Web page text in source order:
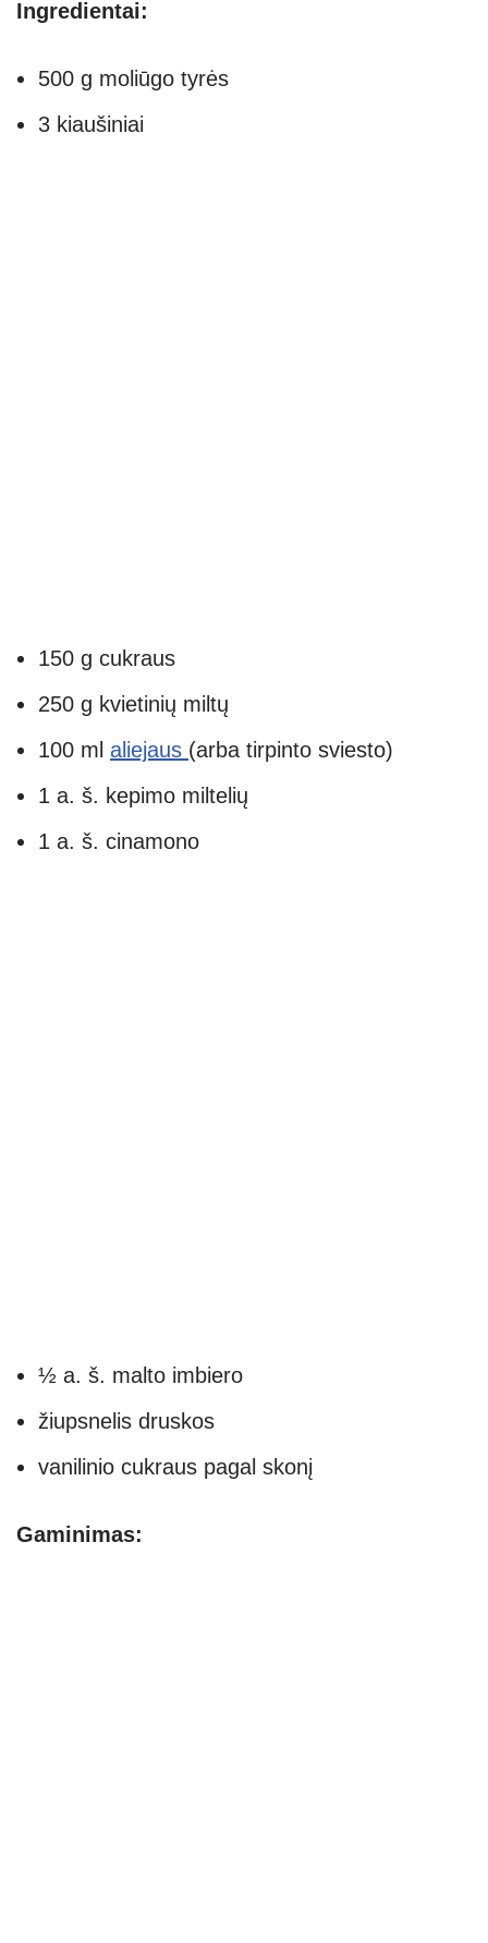
Ingredientai:
500 g moliūgo tyrės
3 kiaušiniai
150 g cukraus
250 g kvietinių miltų
100 ml aliejaus (arba tirpinto sviesto)
1 a. š. kepimo miltelių
1 a. š. cinamono
½ a. š. malto imbiero
žiupsnelis druskos
vanilinio cukraus pagal skonį
Gaminimas: